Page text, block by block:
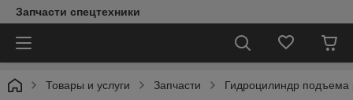
Запчасти спецтехники
Товары и услуги Запчасти Гидроцилиндр